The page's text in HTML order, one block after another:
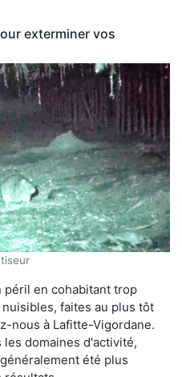
exterminer vos
péril en cohabitant trop
faites au plus tôt
nous à Lafitte-Vigordane.
domaines d'activité,
été plus